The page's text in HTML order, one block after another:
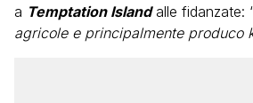
a Temptation Islandalle fidanzate:
agricole e principalmente produco